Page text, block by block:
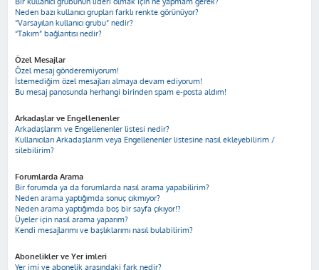
Neden bazı kullanıcı grupları farklı renkte görünüyor?
“Varsayılan kullanıcı grubu” nedir?
“Takım” bağlantısı nedir?
Özel Mesajlar
Özel mesaj gönderemiyorum!
İstemediğim özel mesajları almaya devam ediyorum!
Bu mesaj panosunda herhangi birinden spam e-posta aldım!
Arkadaşlar ve Engellenenler
Arkadaşlarım ve Engellenenler listesi nedir?
Kullanıcıları Arkadaşlarım veya Engellenenler listesine nasıl ekleyebilirim /
silebilirim?
Forumlarda Arama
Bir forumda ya da forumlarda nasıl arama yapabilirim?
Neden arama yaptığımda sonuç çıkmıyor?
Neden arama yaptığımda boş bir sayfa çıkıyor!?
Üyeler için nasıl arama yaparım?
Kendi mesajlarımı ve başlıklarımı nasıl bulabilirim?
Abonelikler ve Yer imleri
Yer imi ve abonelik arasındaki fark nedir?